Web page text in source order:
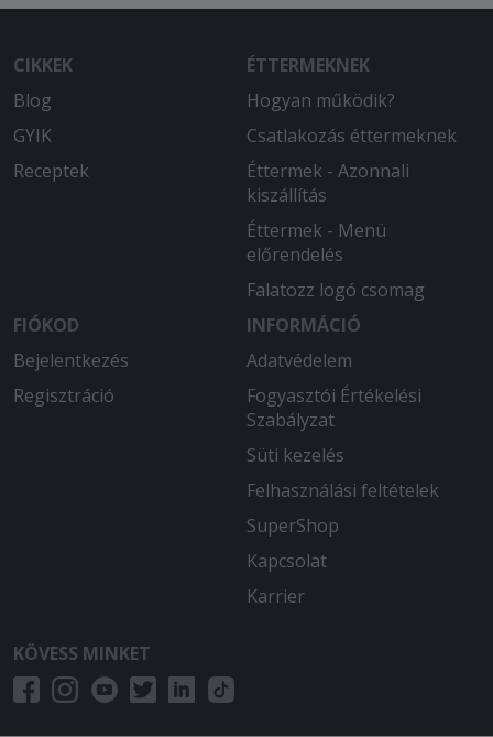
Szeretem a pizzajujukat izletes bőséges
es eddig ők a leggyorsabb és
korrektebb pizzéria számomra.A
futàrok a legjobbak köszönöm hogy
innen rendelhetek és vannak
Ez a pizzéria a legjobb mind minőségben
árban és szállítási időben köszönjük
nagyon finom volt
Szuper gyors és kedves hozzá állás!
2025-12-11 - Barbara:
Mindennel teljesen elégedett voltam
ilyen gyors kiszállításban még sosem
CIKKEK
Blog
GYIK
Receptek
ÉTTERMEKNEK
Hogyan működik?
Csatlakozás éttermeknek
Éttermek - Azonnali
kiszállítás
Éttermek - Menü
előrendelés
Falatozz logó csomag
FIÓKOD
Bejelentkezés
Regisztráció
INFORMÁCIÓ
Adatvédelem
Fogyasztói Értékelési
Szabályzat
Süti kezelés
Felhasználási feltételek
SuperShop
Kapcsolat
Karrier
KÖVESS MINKET